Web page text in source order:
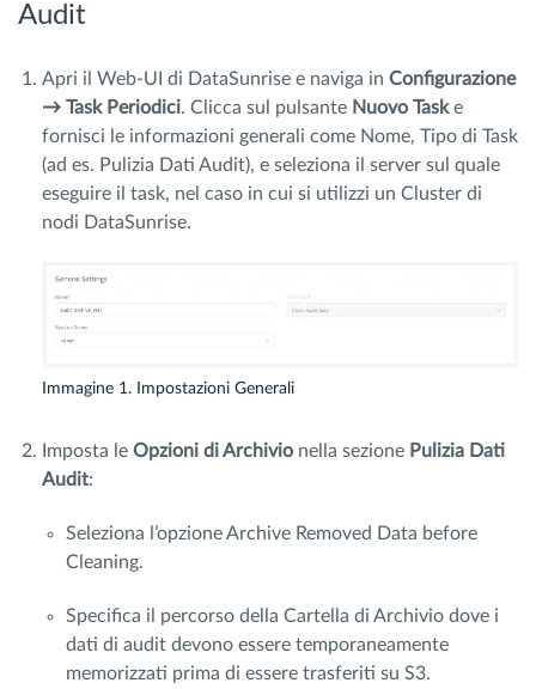
Audit
Apri il Web-UI di DataSunrise e naviga in Configurazione
→ Task Periodici. Clicca sul pulsante Nuovo Taske
fornisci le informazioni generali come Nome, Tipo di Task
(ad es. Pulizia Dati Audit), e seleziona il server sul quale
eseguire il task, nel caso in cui si utilizzi un Cluster di
nodi DataSunrise.
Immagine 1. Impostazioni Generali
Imposta le Opzioni di Archivio nella sezione Pulizia Dati
Audit:
Seleziona l’opzione Archive Removed Data before
Cleaning.
Specifica il percorso della Cartella di Archivio dove i
dati di audit devono essere temporaneamente
memorizzati prima di essere trasferiti su S3.